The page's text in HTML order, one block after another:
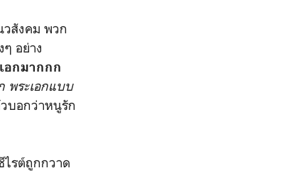
วสังคม พวก
อย่าง
อกมากกก
พระเอกแบบ
บอกว่าหนูรัก
ไรต์ถูกกวาด